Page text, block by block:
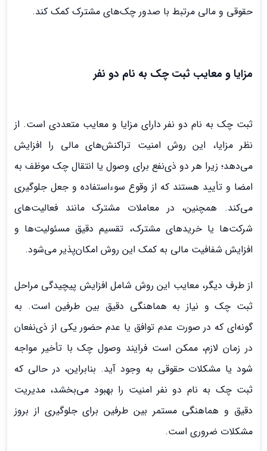
حقوقی و مالی مرتبط با صدور چک‌های مشترک کمک کند.
مزایا و معایب ثبت چک به نام دو نفر
ثبت چک به نام دو نفر دارای مزایا و معایب متعددی است. از
نظر مزایا، این روش امنیت تراکنش‌های مالی را افزایش
می‌دهد؛ زیرا هر دو ذی‌نفع برای وصول یا انتقال چک موظف به
امضا و تأیید هستند که از وقوع سوءاستفاده و جعل جلوگیری
می‌کند. همچنین، در معاملات مشترک مانند فعالیت‌های
شرکت‌ها یا خرید‌های مشترک، تقسیم دقیق مسئولیت‌ها و
افزایش شفافیت مالی به کمک این روش امکان‌پذیر می‌شود.
از طرف دیگر، معایب این روش شامل افزایش پیچیدگی مراحل
ثبت چک و نیاز به هماهنگی دقیق بین طرفین است. به
گونه‌ای که در صورت عدم توافق یا عدم حضور یکی از ذی‌نفعان
در زمان لازم، ممکن است فرایند وصول چک با تأخیر مواجه
شود یا مشکلات حقوقی به وجود آید. بنابراین، در حالی که
ثبت چک به نام دو نفر امنیت را بهبود می‌بخشد، مدیریت
دقیق و هماهنگی مستمر بین طرفین برای جلوگیری از بروز
مشکلات ضروری است.